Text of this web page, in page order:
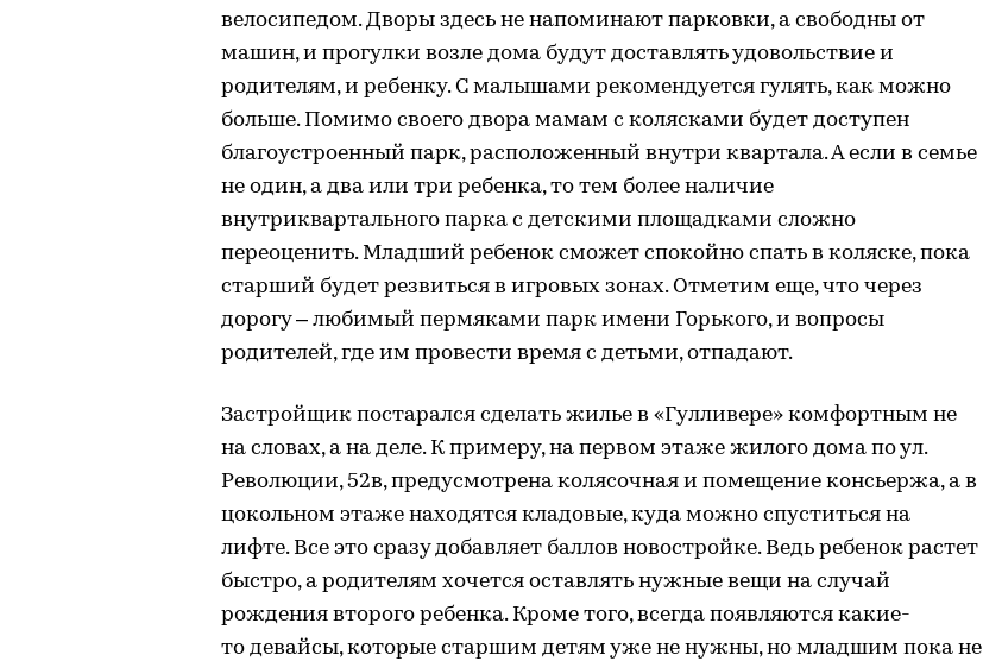
велосипедом. Дворы здесь не напоминают парковки, а свободны от
машин, и прогулки возле дома будут доставлять удовольствие и
родителям, и ребенку. С малышами рекомендуется гулять, как можно
больше. Помимо своего двора мамам с колясками будет доступен
благоустроенный парк, расположенный внутри квартала. А если в семье
не один, а два или три ребенка, то тем более наличие
внутриквартального парка с детскими площадками сложно
переоценить. Младший ребенок сможет спокойно спать в коляске, пока
старший будет резвиться в игровых зонах. Отметим еще, что через
дорогу – любимый пермяками парк имени Горького, и вопросы
родителей, где им провести время с детьми, отпадают.
Застройщик постарался сделать жилье в «Гулливере» комфортным не
на словах, а на деле. К примеру, на первом этаже жилого дома по ул.
Революции, 52в, предусмотрена колясочная и помещение консьержа, а в
цокольном этаже находятся кладовые, куда можно спуститься на
лифте. Все это сразу добавляет баллов новостройке. Ведь ребенок растет
быстро, а родителям хочется оставлять нужные вещи на случай
рождения второго ребенка. Кроме того, всегда появляются какие-
то девайсы, которые старшим детям уже не нужны, но младшим пока не